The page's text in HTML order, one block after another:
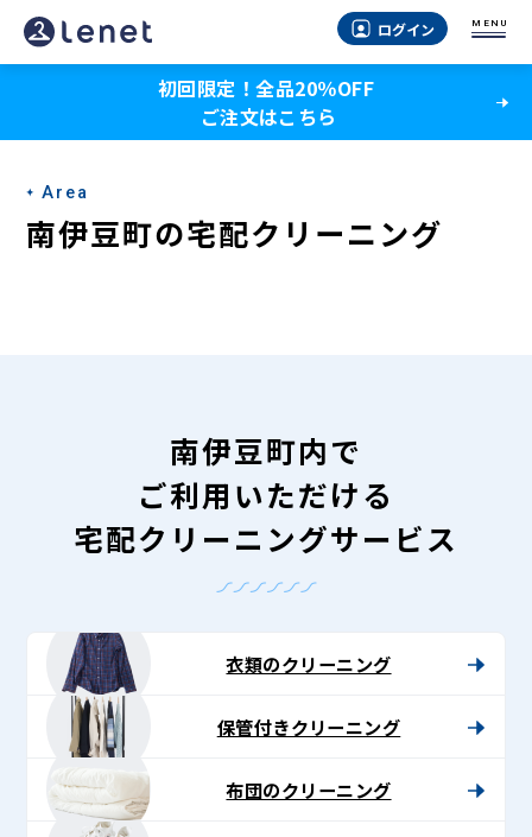
南
伊
町
の
宅
ログイン MENU
初回限定！全品20％OFF
ご注文はこちら
Area
南伊豆町の宅配クリーニング
南伊豆町内で
ご利用いただける
宅配クリーニングサービス
衣類のクリーニング
保管付きクリーニング
布団のクリーニング